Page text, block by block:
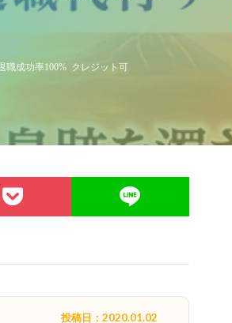
職成功率100% クレジット可
投稿日：2020.01.02